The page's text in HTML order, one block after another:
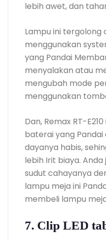
lebih awet, dan
Lampu ini tergolong
menggunakan
yang Pandai
menyalakan atau
mengubah mode
menggunakan
Dan, Remax RT-
baterai yang Pandai
dayanya habis,
lebih Irit biaya.
sudut cahayanya
lampu meja ini
membeli lampu
7. Clip LED